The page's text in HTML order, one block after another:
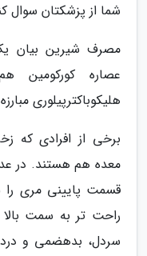
شما از پزشکتان سوال
مصرف شیرین بیان
عصاره کورکومین
هلیکوباکترپیلوری
برخی از افرادی که
معده هم هستند. در
قسمت پایینی مری
راحت تر به سمت
سردل، بدهضمی و